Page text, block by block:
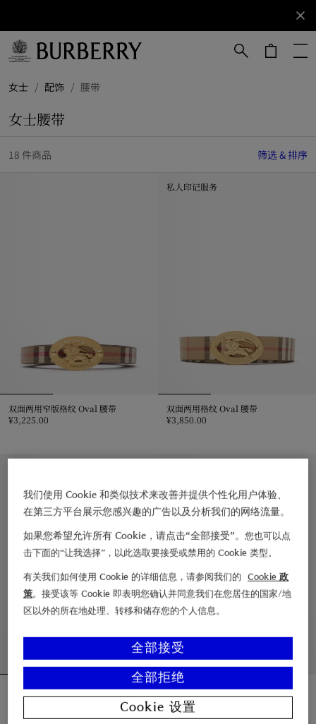
订阅获取
Burberry
品牌资
女士 / 配饰 / 腰带
女士腰带
18 件商品 筛选 & 排序
双面两用窄版格纹 Oval 腰带
¥3,225.00
私人印记服务
双面两用格纹 Oval 腰带
¥3,850.00
双面两用皮革 Oval 腰带
¥3,225.00
双面两用皮革 Oval 腰带, ¥3,225.00
双面两用皮革 Rider 腰带
¥4,225.00
我们使用 Cookie 和类似技术来改善并提供个性化用户体验、
在第三方平台展示您感兴趣的广告以及分析我们的网络流量。
如果您希望允许所有 Cookie，请点击“全部接受”。您也可以点
击下面的“让我选择”，以此选取要接受或禁用的 Cookie 类型。
有关我们如何使用 Cookie 的详细信息，请参阅我们的
Cookie 政
策。接受该等 Cookie 即表明您确认并同意我们在您居住的国家/地
区以外的所在地处理、转移和储存您的个人信息。
全部拒绝
全部接受
Cookie 设置